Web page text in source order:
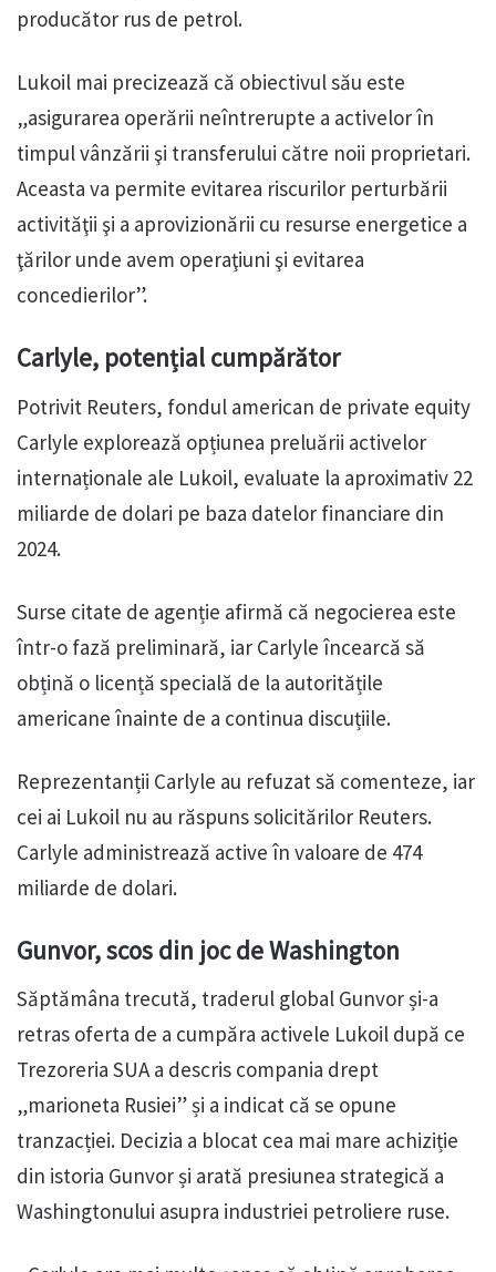
producător rus de petrol.
Lukoil mai precizează că obiectivul său este
„asigurarea operării neîntrerupte a activelor în
timpul vânzării şi transferului către noii proprietari.
Aceasta va permite evitarea riscurilor perturbării
activităţii şi a aprovizionării cu resurse energetice a
ţărilor unde avem operaţiuni şi evitarea
concedierilor”.
Carlyle, potențial cumpărător
Potrivit Reuters, fondul american de private equity
Carlyle explorează opțiunea preluării activelor
internaționale ale Lukoil, evaluate la aproximativ 22
miliarde de dolari pe baza datelor financiare din
2024.
Surse citate de agenție afirmă că negocierea este
într-o fază preliminară, iar Carlyle încearcă să
obțină o licență specială de la autoritățile
americane înainte de a continua discuțiile.
Reprezentanții Carlyle au refuzat să comenteze, iar
cei ai Lukoil nu au răspuns solicitărilor Reuters.
Carlyle administrează active în valoare de 474
miliarde de dolari.
Gunvor, scos din joc de Washington
Săptămâna trecută, traderul global Gunvor și-a
retras oferta de a cumpăra activele Lukoil după ce
Trezoreria SUA a descris compania drept
„marioneta Rusiei” și a indicat că se opune
tranzacției. Decizia a blocat cea mai mare achiziție
din istoria Gunvor și arată presiunea strategică a
Washingtonului asupra industriei petroliere ruse.